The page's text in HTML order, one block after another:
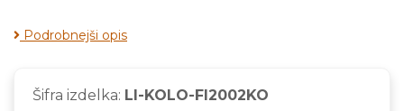
Podrobnejši opis
Šifra izdelka: LI-KOLO-FI2002KO